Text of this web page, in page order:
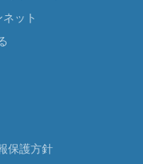
ット
保護方針